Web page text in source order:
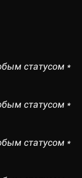
статусом *
статусом *
статусом *